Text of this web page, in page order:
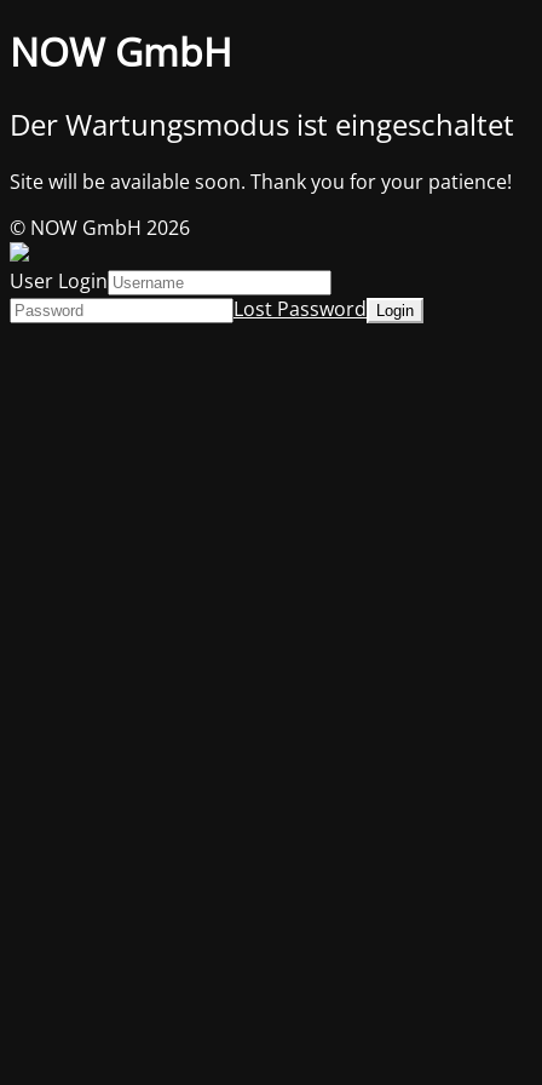
NOW GmbH
Der Wartungsmodus ist eingeschaltet
Site will be available soon. Thank you for your patience!
© NOW GmbH 2026
User Login
Lost Password